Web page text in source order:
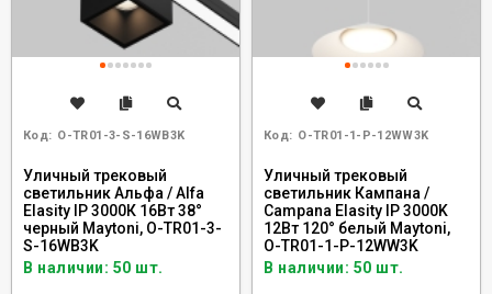
Код: O-TR01-3-S-16WB3K
Уличный трековый
светильник Альфа / Alfa
Elasity IP 3000К 16Вт 38°
черный Maytoni, O-TR01-3-
S-16WB3K
В наличии: 50 шт.
Код: O-TR01-1-P-12WW3K
Уличный трековый
светильник Кампана /
Campana Elasity IP 3000K
12Вт 120° белый Maytoni,
O-TR01-1-P-12WW3K
В наличии: 50 шт.